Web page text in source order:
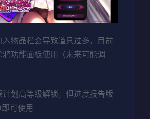
入物品栏会导致道具过多，目前
鸦功能面板使用（未来可能调
计划高等级解锁，但进度报告版
可使用